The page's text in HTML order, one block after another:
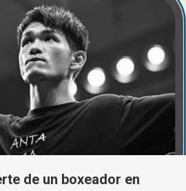
de un boxeador en